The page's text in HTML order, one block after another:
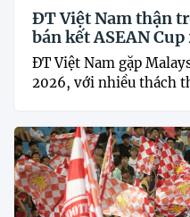
ĐT Việt Nam thận
bán kết ASEAN
ĐT Việt Nam gặp
2026, với nhiều thách